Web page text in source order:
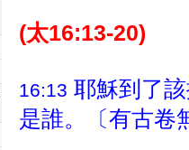
(太16:13-20)
16:13 耶穌到了
是誰。〔有古卷